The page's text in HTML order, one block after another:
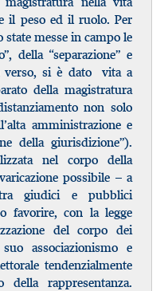
il peso ed il ruolo. Per
messe in campo le
della “separazione” e
verso, si è dato vita a
della magistratura
non solo
amministrazione e
della giurisdizione”).
nel corpo della
possibile – a
giudici e pubblici
favorire, con la legge
del corpo dei
associazionismo e
tendenzialmente
rappresentanza.